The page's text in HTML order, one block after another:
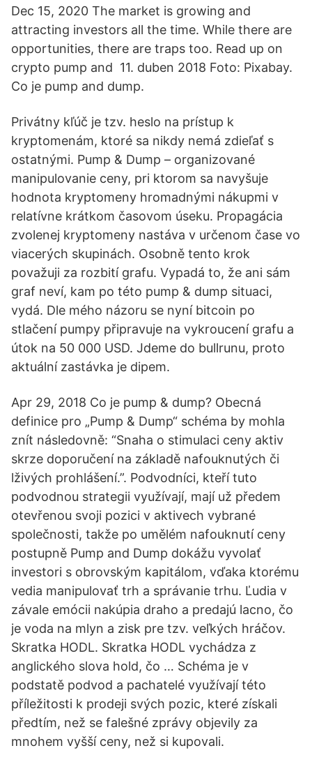
Dec 15, 2020 The market is growing and
attracting investors all the time. While there are
opportunities, there are traps too. Read up on
crypto pump and 11. duben 2018 Foto: Pixabay.
Co je pump and dump.
Privátny kľúč je tzv. heslo na prístup k
kryptomenám, ktoré sa nikdy nemá zdieľať s
ostatnými. Pump & Dump – organizované
manipulovanie ceny, pri ktorom sa navyšuje
hodnota kryptomeny hromadnými nákupmi v
relatívne krátkom časovom úseku. Propagácia
zvolenej kryptomeny nastáva v určenom čase vo
viacerých skupinách. Osobně tento krok
považuji za rozbití grafu. Vypadá to, že ani sám
graf neví, kam po této pump & dump situaci,
vydá. Dle mého názoru se nyní bitcoin po
stlačení pumpy připravuje na vykroucení grafu a
útok na 50 000 USD. Jdeme do bullrunu, proto
aktuální zastávka je dipem.
Apr 29, 2018 Co je pump & dump? Obecná
definice pro „Pump & Dump“ schéma by mohla
znít následovně: “Snaha o stimulaci ceny aktiv
skrze doporučení na základě nafouknutých či
lživých prohlášení.”. Podvodníci, kteří tuto
podvodnou strategii využívají, mají už předem
otevřenou svoji pozici v aktivech vybrané
společnosti, takže po umělém nafouknutí ceny
postupně Pump and Dump dokážu vyvolať
investori s obrovským kapitálom, vďaka ktorému
vedia manipulovať trh a správanie trhu. Ľudia v
závale emócii nakúpia draho a predajú lacno, čo
je voda na mlyn a zisk pre tzv. veľkých hráčov.
Skratka HODL. Skratka HODL vychádza z
anglického slova hold, čo … Schéma je v
podstatě podvod a pachatelé využívají této
příležitosti k prodeji svých pozic, které získali
předtím, než se falešné zprávy objevily za
mnohem vyšší ceny, než si kupovali.